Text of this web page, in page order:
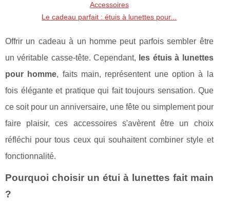
Accessoires
Le cadeau parfait : étuis à lunettes pour...
Offrir un cadeau à un homme peut parfois sembler être
un véritable casse-tête. Cependant, les étuis à lunettes
pour homme, faits main, représentent une option à la
fois élégante et pratique qui fait toujours sensation. Que
ce soit pour un anniversaire, une fête ou simplement pour
faire plaisir, ces accessoires s'avèrent être un choix
réfléchi pour tous ceux qui souhaitent combiner style et
fonctionnalité.
Pourquoi choisir un étui à lunettes fait main
?